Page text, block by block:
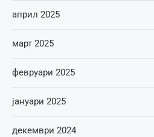
април 2025
март 2025
февруари 2025
јануари 2025
декември 2024